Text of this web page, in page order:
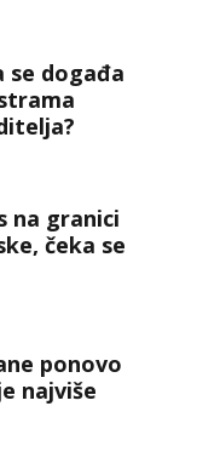
se događa
na granici
čeka se
ponovo
najviše